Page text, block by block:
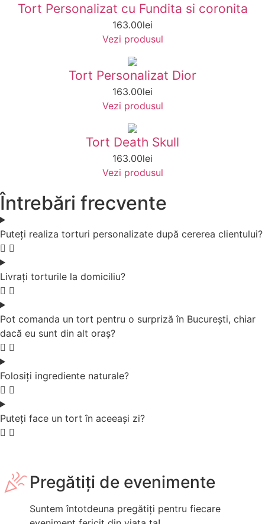
Tort Personalizat cu Fundita si coronita
163.00lei
Vezi produsul
Tort Personalizat Dior
163.00lei
Vezi produsul
Tort Death Skull
163.00lei
Vezi produsul
Întrebări frecvente
Puteți realiza torturi personalizate după cererea clientului?
Livrați torturile la domiciliu?
Pot comanda un tort pentru o surpriză în București, chiar
dacă eu sunt din alt oraș?
Folosiți ingrediente naturale?
Puteți face un tort în aceeași zi?
Pregătiți de evenimente
Suntem întotdeuna pregătiți pentru fiecare